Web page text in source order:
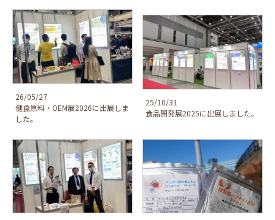
26/05/27
健食原料・OEM展2026に出展しま
した。
25/10/31
食品開発展2025に出展しました。